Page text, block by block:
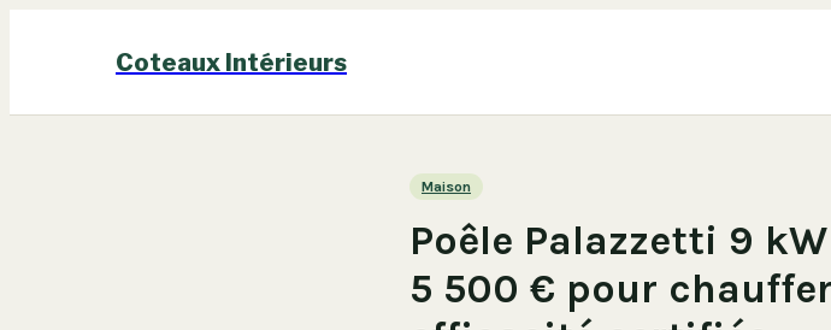
Coteaux Intérieurs
Maison
Poêle Palazzetti 9
5 500 € pour